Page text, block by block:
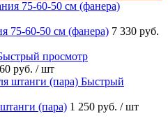
75-60-50 см (фанера) 7 330 руб.
просмотр
руб. / шт
Быстрый
(пара) 1 250 руб. / шт